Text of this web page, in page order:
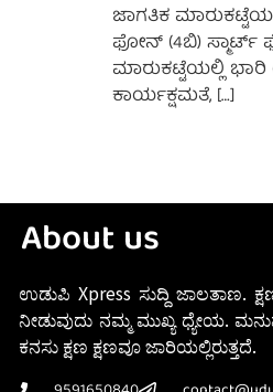
ಜಾಗತಿಕ
ಫೋನ್ (4ಬಿ) ಸ್ಮಾರ್ಟ್
ಮಾರುಕಟ್ಟೆಯಲ್ಲಿ
ಕಾರ್ಯಕ್ಷಮತೆ, […]
About us
ಉಡುಪಿ Xpress ಸುದ್ದಿ
ನೀಡುವುದು ನಮ್ಮ ಮುಖ್ಯ ಧ್ಯೇಯ.
ಕನಸು ಕ್ಷಣ ಕ್ಷಣವೂ ಜಾರಿಯಲ್ಲಿರುತ್ತದೆ.